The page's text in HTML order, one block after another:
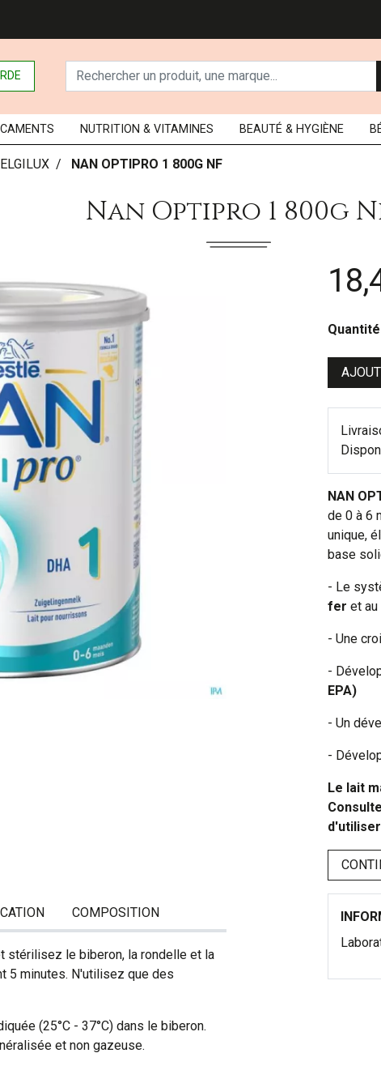
NUTRITION & VITAMINES BEAUTÉ & HYGIÈNE
NAN OPTIPRO 1 800G NF
Nan Optipro 1 800g
Quantité
NAN
de 0 à 6
unique,
base
- Le
fer et au
- Une
-
EPA)
- Un
-
Le lait
COMPOSITION
stérilisez le biberon, la rondelle et la
5 minutes. N'utilisez que des
(25°C - 37°C) dans le biberon.
et non gazeuse.